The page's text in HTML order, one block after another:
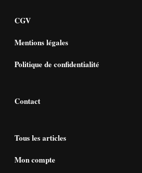
CGV
Mentions légales
Politique de confidentialité
Contact
Tous les articles
Mon compte